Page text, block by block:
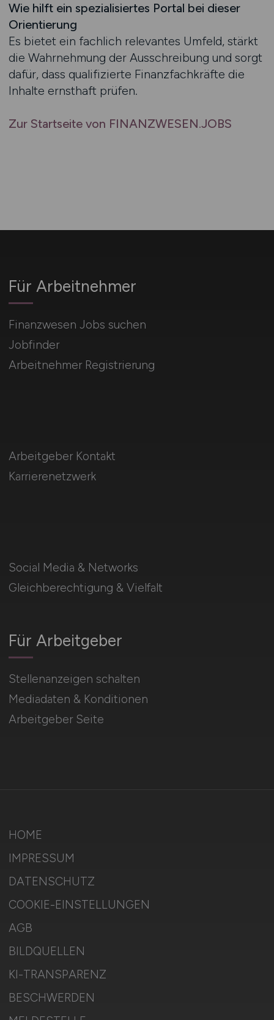
Wie hilft ein spezialisiertes Portal bei dieser
Orientierung
Es bietet ein fachlich relevantes Umfeld, stärkt
die Wahrnehmung der Ausschreibung und sorgt
dafür, dass qualifizierte Finanzfachkräfte die
Inhalte ernsthaft prüfen.
Zur Startseite von FINANZWESEN.JOBS
Für Arbeitnehmer
Finanzwesen Jobs suchen
Jobfinder
Arbeitnehmer Registrierung
Social Media & Networks
Gleichberechtigung & Vielfalt
Für Arbeitgeber
Stellenanzeigen schalten
Mediadaten & Konditionen
Arbeitgeber Seite
Arbeitgeber Kontakt
Karrierenetzwerk
HOME
IMPRESSUM
DATENSCHUTZ
COOKIE-EINSTELLUNGEN
AGB
BILDQUELLEN
KI-TRANSPARENZ
BESCHWERDEN